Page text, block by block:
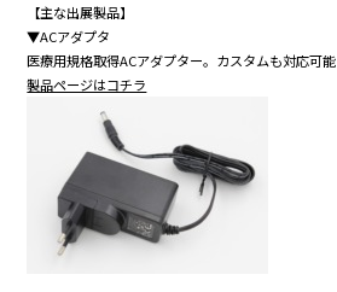
【主な出展製品】
▼ACアダプタ
医療用規格取得ACアダプター。カスタムも対応可能
製品ページはコチラ